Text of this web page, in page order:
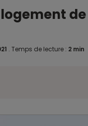
. Temps de lecture : 2 min